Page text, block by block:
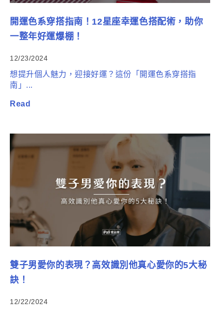
開運色系穿搭指南！12星座幸運色搭配術，助你
一整年好運爆棚！
12/23/2024
想提升個人魅力，迎接好運？這份「開運色系穿搭指
南」...
Read
雙子男愛你的表現？高效識別他真心愛你的5大秘
訣！
12/22/2024